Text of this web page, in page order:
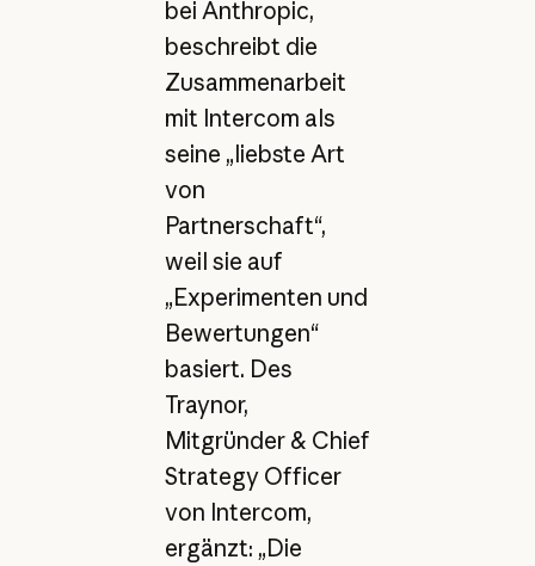
bei Anthropic,
beschreibt die
Zusammenarbeit
mit Intercom als
seine „liebste Art
von
Partnerschaft“,
weil sie auf
„Experimenten und
Bewertungen“
basiert. Des
Traynor,
Mitgründer & Chief
Strategy Officer
von Intercom,
ergänzt: „Die